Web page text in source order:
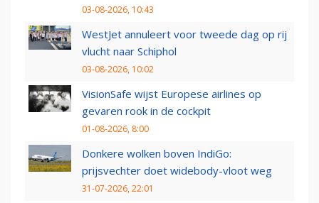
03-08-2026, 10:43
WestJet annuleert voor tweede dag op rij
vlucht naar Schiphol
03-08-2026, 10:02
VisionSafe wijst Europese airlines op
gevaren rook in de cockpit
01-08-2026, 8:00
Donkere wolken boven IndiGo:
prijsvechter doet widebody-vloot weg
31-07-2026, 22:01